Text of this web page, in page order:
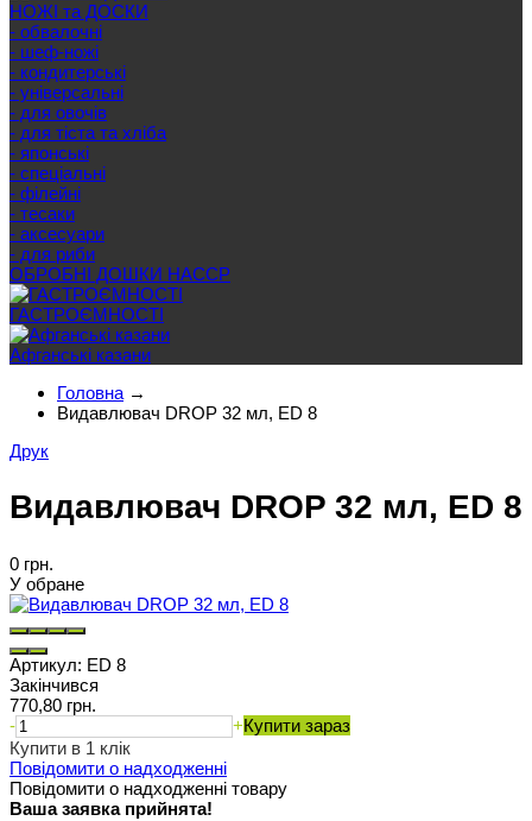
НОЖІ та ДОСКИ
- обвалочні
- шеф-ножі
- кондитерські
- універсальні
- для овочів
- для тіста та хліба
- японські
- спеціальні
- філейні
- тесаки
- аксесуари
- для риби
ОБРОБНІ ДОШКИ HACCP
ГАСТРОЄМНОСТІ
Афганські казани
Головна →
Видавлювач DROP 32 мл, ED 8
Друк
Видавлювач DROP 32 мл, ED 8
0 грн.
У обране
Артикул: ED 8
Закінчився
770,80 грн.
-
+Купити зараз
Купити в 1 клік
Повідомити о надходженні
Повідомити о надходженні товару
Ваша заявка прийнята!